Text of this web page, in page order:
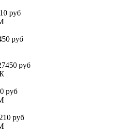
руб
руб
руб
руб
руб